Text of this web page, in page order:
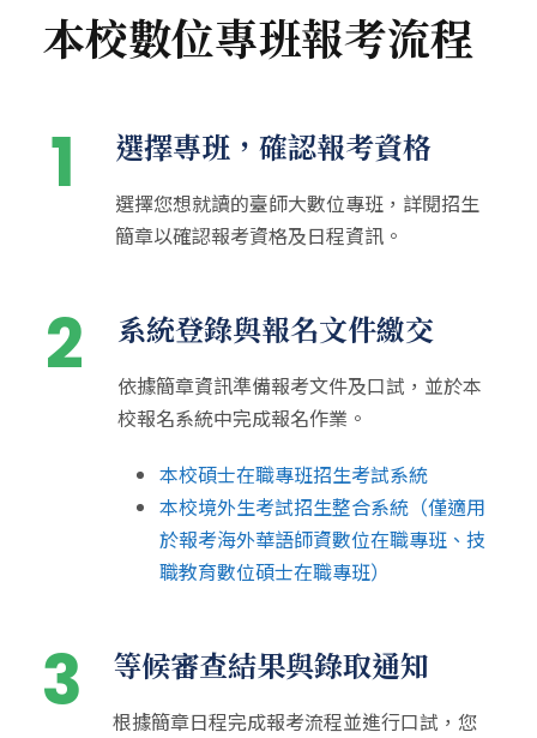
本校數位專班報考流程
1 選擇專班，確認報考資格
選擇您想就讀的臺師大數位專班，詳閱招生
簡章以確認報考資格及日程資訊。
2 系統登錄與報名文件繳交
依據簡章資訊準備報考文件及口試，並於本
校報名系統中完成報名作業。
本校碩士在職專班招生考試系統
本校境外生考試招生整合系統（僅適用
於報考海外華語師資數位在職專班、技
職教育數位碩士在職專班）
3 等候審查結果與錄取通知
根據簡章日程完成報考流程並進行口試，您